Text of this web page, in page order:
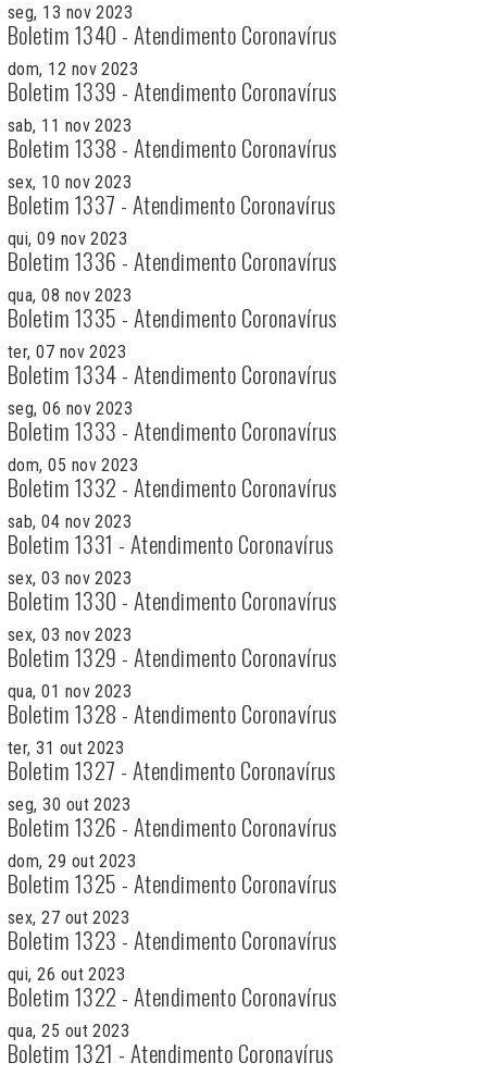
seg, 13 nov 2023
Boletim 1340 - Atendimento Coronavírus
dom, 12 nov 2023
Boletim 1339 - Atendimento Coronavírus
sab, 11 nov 2023
Boletim 1338 - Atendimento Coronavírus
sex, 10 nov 2023
Boletim 1337 - Atendimento Coronavírus
qui, 09 nov 2023
Boletim 1336 - Atendimento Coronavírus
qua, 08 nov 2023
Boletim 1335 - Atendimento Coronavírus
ter, 07 nov 2023
Boletim 1334 - Atendimento Coronavírus
seg, 06 nov 2023
Boletim 1333 - Atendimento Coronavírus
dom, 05 nov 2023
Boletim 1332 - Atendimento Coronavírus
sab, 04 nov 2023
Boletim 1331 - Atendimento Coronavírus
sex, 03 nov 2023
Boletim 1330 - Atendimento Coronavírus
sex, 03 nov 2023
Boletim 1329 - Atendimento Coronavírus
qua, 01 nov 2023
Boletim 1328 - Atendimento Coronavírus
ter, 31 out 2023
Boletim 1327 - Atendimento Coronavírus
seg, 30 out 2023
Boletim 1326 - Atendimento Coronavírus
dom, 29 out 2023
Boletim 1325 - Atendimento Coronavírus
sex, 27 out 2023
Boletim 1323 - Atendimento Coronavírus
qui, 26 out 2023
Boletim 1322 - Atendimento Coronavírus
qua, 25 out 2023
Boletim 1321 - Atendimento Coronavírus